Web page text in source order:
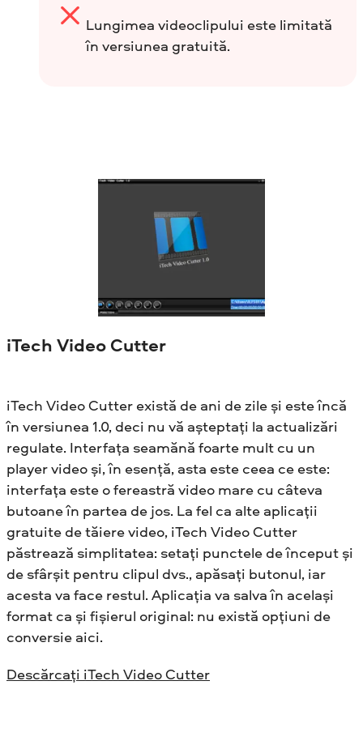
Lungimea videoclipului este limitată
în versiunea gratuită.
iTech Video Cutter
iTech Video Cutter există de ani de zile și este încă
în versiunea 1.0, deci nu vă așteptați la actualizări
regulate. Interfața seamănă foarte mult cu un
player video și, în esență, asta este ceea ce este:
interfața este o fereastră video mare cu câteva
butoane în partea de jos. La fel ca alte aplicații
gratuite de tăiere video, iTech Video Cutter
păstrează simplitatea: setați punctele de început și
de sfârșit pentru clipul dvs., apăsați butonul, iar
acesta va face restul. Aplicația va salva în același
format ca și fișierul original: nu există opțiuni de
conversie aici.
Descărcați iTech Video Cutter